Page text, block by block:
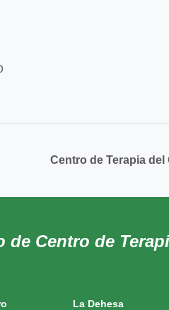
Centro de Terapia
de Centro de
La Dehesa